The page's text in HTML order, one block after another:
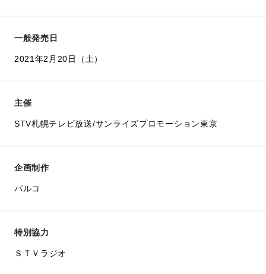
一般発売日
2021年2月20日（土）
主催
STV札幌テレビ放送/サンライズプロモーション東京
企画制作
パルコ
特別協力
ＳＴＶラジオ